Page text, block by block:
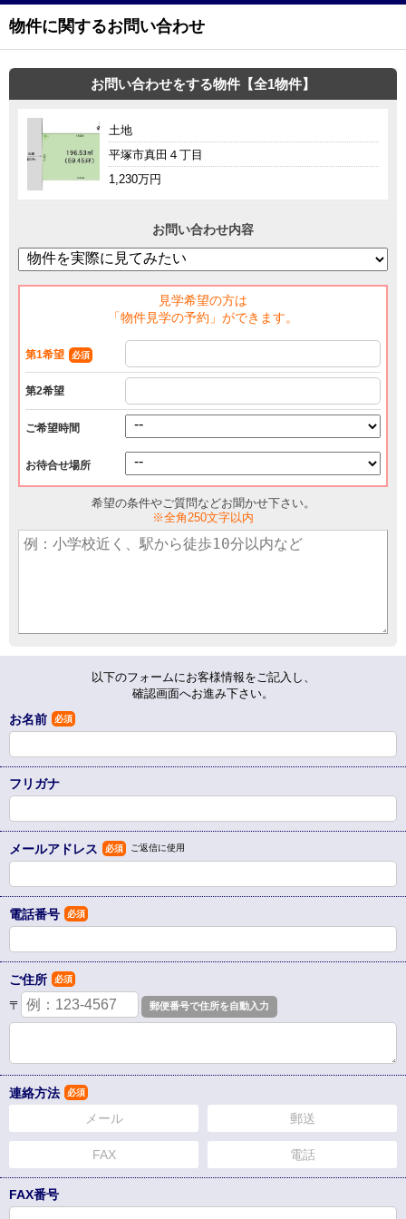
物件に関するお問い合わせ
お問い合わせをする物件【全1物件】
土地
平塚市真田４丁目
1,230万円
お問い合わせ内容
見学希望の方は
「物件見学の予約」ができます。
第1希望 必須
第2希望
ご希望時間
お待合せ場所
希望の条件やご質問などお聞かせ下さい。
※全角250文字以内
以下のフォームにお客様情報をご記入し、
確認画面へお進み下さい。
お名前 必須
フリガナ
メールアドレス 必須 ご返信に使用
電話番号 必須
ご住所 必須
〒
連絡方法 必須
メール 郵送
FAX 電話
FAX番号